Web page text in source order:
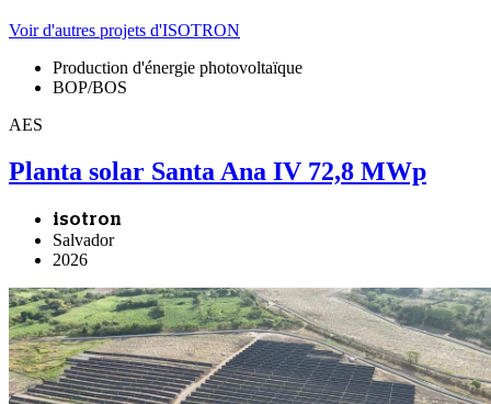
Voir d'autres projets d'ISOTRON
Production d'énergie photovoltaïque
BOP/BOS
AES
Planta solar Santa Ana IV 72,8 MWp
isotron
Salvador
2026